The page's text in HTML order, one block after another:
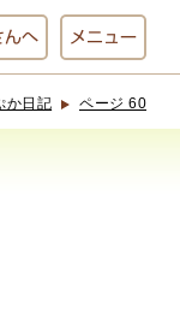
んへ メニュー
か日記 ページ 60